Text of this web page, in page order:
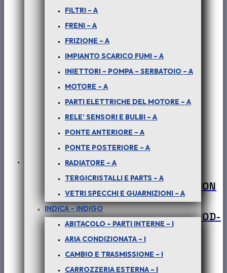
FILTRI – A
FRENI – A
FRIZIONE – A
IMPIANTO SCARICO FUMI – A
INIETTORI – POMPA – SERBATOIO – A
MOTORE – A
PARTI ELETTRICHE DEL MOTORE – A
RELE’ SENSORI E BULBI – A
PONTE ANTERIORE – A
PONTE POSTERIORE – A
RADIATORE – A
TERGICRISTALLI E PARTS – A
VETRI SPECCHI E GUARNIZIONI – A
INDICA – INDIGO
ABITACOLO – PARTI INTERNE – I
ARIA CONDIZIONATA – I
CAMBIO E TRASMISSIONE – I
CARROZZERIA ESTERNA – I
90,00 + iva
PER SAFARI – PICK-UP TELCO – XENON
2.2 DICOR 103 KW : GUARNIZIONE
GOMITO AL CARTER CILINDRICO – COD-
BE0054-60D
20,00 + iva